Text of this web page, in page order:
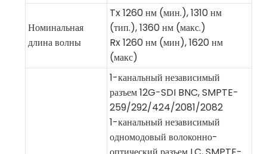
Номинальная
длина волны
Tx 1260 нм (мин.), 1310 нм
(тип.), 1360 нм (макс.)
Rx 1260 нм (мин), 1620 нм
(макс)
1-канальный независимый
разъем 12G-SDI BNC, SMPTE-
259/292/424/2081/2082
1-канальный независимый
одномодовый волоконно-